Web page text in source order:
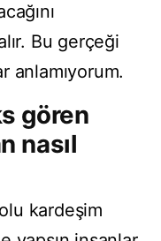
Bu gerçeği
anlamıyorum.
gören
nasıl
kardeşim